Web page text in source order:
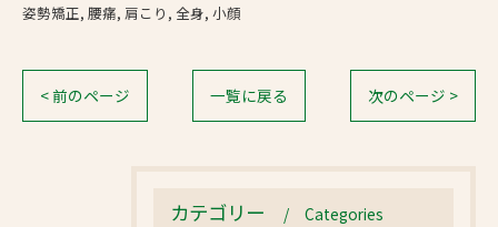
姿勢矯正 腰痛 肩こり 全身 小顔
< 前のページ 一覧に戻る 次のページ >
カテゴリー Categories